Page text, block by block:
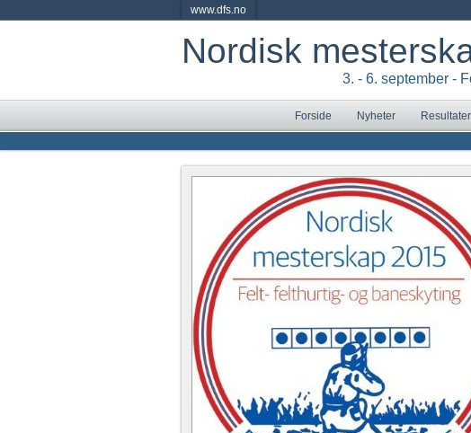
www.dfs.no
Nordisk
3. - 6. september -
Forside Nyheter Resultater